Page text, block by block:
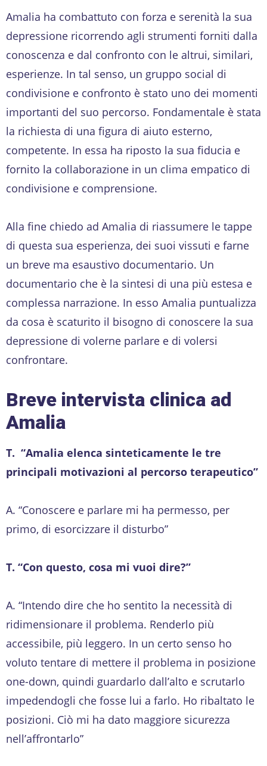
Amalia ha combattuto con forza e serenità la sua
depressione ricorrendo agli strumenti forniti dalla
conoscenza e dal confronto con le altrui, similari,
esperienze. In tal senso, un gruppo social di
condivisione e confronto è stato uno dei momenti
importanti del suo percorso. Fondamentale è stata
la richiesta di una figura di aiuto esterno,
competente. In essa ha riposto la sua fiducia e
fornito la collaborazione in un clima empatico di
condivisione e comprensione.
Alla fine chiedo ad Amalia di riassumere le tappe
di questa sua esperienza, dei suoi vissuti e farne
un breve ma esaustivo documentario. Un
documentario che è la sintesi di una più estesa e
complessa narrazione. In esso Amalia puntualizza
da cosa è scaturito il bisogno di conoscere la sua
depressione di volerne parlare e di volersi
confrontare.
Breve intervista clinica ad
Amalia
T. “Amalia elenca sinteticamente le tre
principali motivazioni al percorso terapeutico”
A. “Conoscere e parlare mi ha permesso, per
primo, di esorcizzare il disturbo”
T. “Con questo, cosa mi vuoi dire?”
A. “Intendo dire che ho sentito la necessità di
ridimensionare il problema. Renderlo più
accessibile, più leggero. In un certo senso ho
voluto tentare di mettere il problema in posizione
one-down, quindi guardarlo dall’alto e scrutarlo
impedendogli che fosse lui a farlo. Ho ribaltato le
posizioni. Ciò mi ha dato maggiore sicurezza
nell’affrontarlo”